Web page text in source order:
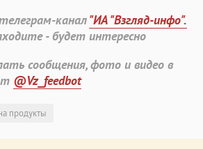
канал"ИА "Взгляд-инфо".
- будет интересно
сообщения, фото и видео в
@Vz_feedbot
продукты